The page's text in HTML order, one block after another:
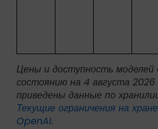
Цены и доступность моделей
состоянию на 4 августа 2026
приведены данные по
Текущие ограничения на
OpenAI.